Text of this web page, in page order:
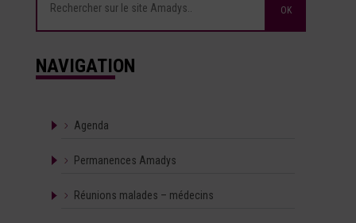
NAVIGATION
Agenda
Permanences Amadys
Réunions malades – médecins